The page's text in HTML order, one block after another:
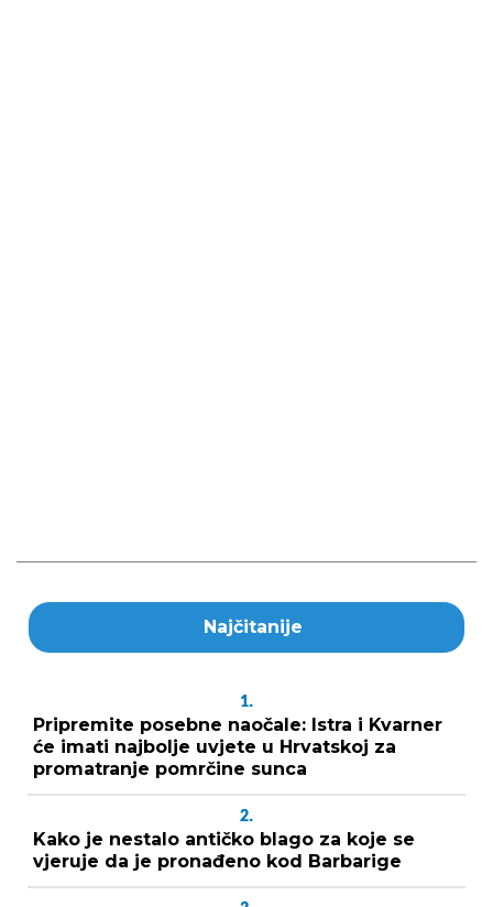
Najčitanije
1.
Pripremite posebne naočale: Istra i Kvarner
će imati najbolje uvjete u Hrvatskoj za
promatranje pomrčine sunca
2.
Kako je nestalo antičko blago za koje se
vjeruje da je pronađeno kod Barbarige